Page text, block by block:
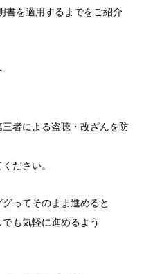
書を適用するまでをご紹介
者による盗聴・改ざんを防
ださい。
ってそのまま進めると
も気軽に進めるよう